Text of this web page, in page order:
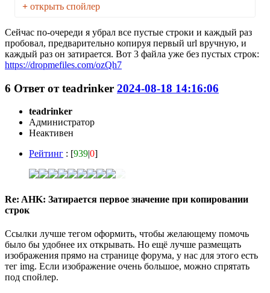
+ открыть спойлер
Сейчас по-очереди я убрал все пустые строки и каждый раз
пробовал, предварительно копируя первый url вручную, и
каждый раз он затирается. Вот 3 файла уже без пустых строк:
https://dropmefiles.com/ozQh7
6 Ответ отteadrinker 2024-08-18 14:16:06
teadrinker
Администратор
Неактивен
Рейтинг : [939|0]
Re: AHK: Затирается первое значение при копировании
строк
Ссылки лучше тегом оформить, чтобы желающему помочь
было бы удобнее их открывать. Но ещё лучше размещать
изображения прямо на странице форума, у нас для этого есть
тег img. Если изображение очень большое, можно спрятать
под спойлер.